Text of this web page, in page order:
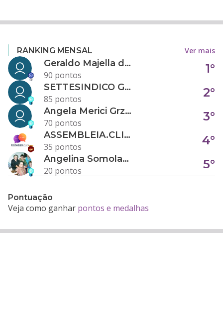
RANKING MENSAL Ver mais
Geraldo Majella da Silva
90 pontos
1°
SETTESINDICO GOVERNANÇA CONDOMINIAL
85 pontos
2°
Angela Merici Grzybowski
70 pontos
3°
ASSEMBLEIA.CLICK
35 pontos
4°
Angelina Somolanji R. Oliveira
20 pontos
5°
Pontuação
Veja como ganhar pontos e medalhas